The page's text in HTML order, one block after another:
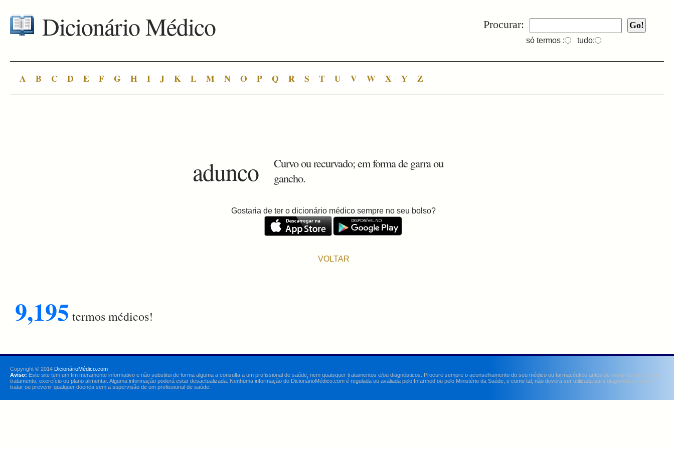
Procurar:
só termos : tudo:
Dicionário Médico
A B C D E F G H I J K L M N O P Q R S T U V W X Y Z
adunco
Curvo ou recurvado; em forma de garra ou
gancho.
Gostaria de ter o dicionário médico sempre no seu bolso?
VOLTAR
9,195 termos médicos!
Copyright © 2014 DicionárioMédico.com
Aviso: Este site tem um fim meramente informativo e não substitui de forma alguma a consulta a um profissional de saúde, nem quaisquer tratamentos e/ou diagnósticos. Procure sempre o aconselhamento do seu médico ou farmacêutico antes de iniciar ou alterar um
tratamento, exercício ou plano alimentar. Alguma informação poderá estar desactualizada. Nenhuma informação do DicionárioMédico.com é regulada ou avaliada pelo Infarmed ou pelo Ministério da Saúde, e como tal, não deverá ser utilizada para diagnosticar, curar,
tratar ou prevenir qualquer doença sem a supervisão de um profissional de saúde.